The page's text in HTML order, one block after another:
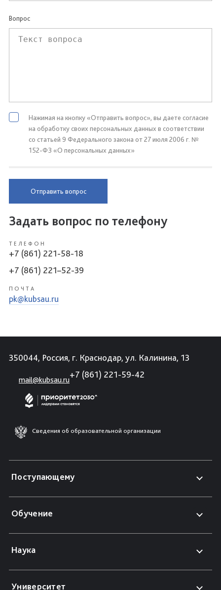
Вопрос
Нажимая на кнопку «Отправить вопрос», вы даете согласие
на обработку своих персональных данных в соответствии
со статьей 9 Федерального закона от 27 июля 2006 г. №
152-ФЗ «О персональных данных»
Отправить вопрос
Задать вопрос по телефону
ТЕЛЕФОН
+7 (861) 221-58-18
+7 (861) 221–52-39
ПОЧТА
pk@kubsau.ru
350044, Россия, г. Краснодар, ул. Калинина, 13
mail@kubsau.ru
+7 (861) 221-59-42
Сведения об образовательной организации
Поступающему
Обучение
Наука
Университет